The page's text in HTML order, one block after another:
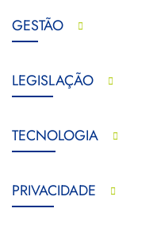
GESTÃO
LEGISLAÇÃO
TECNOLOGIA
PRIVACIDADE